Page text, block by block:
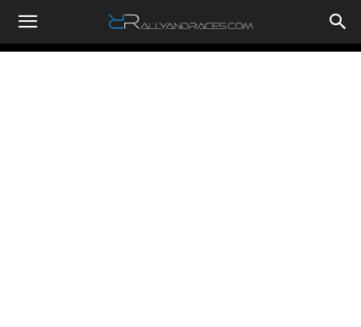
RallyandRaces.com